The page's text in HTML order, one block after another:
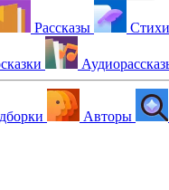
Рассказы Стихи
Авторы